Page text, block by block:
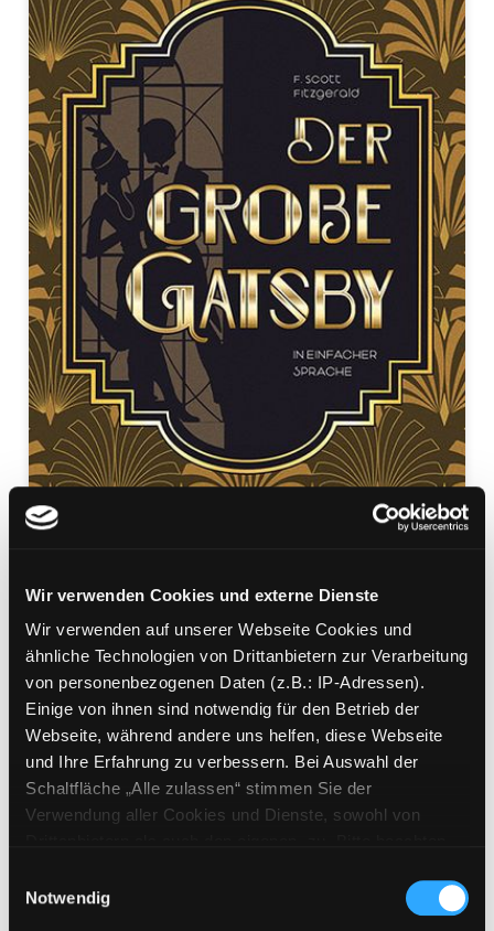
Wir verwenden Cookies und externe Dienste
Wir verwenden auf unserer Webseite Cookies und
ähnliche Technologien von Drittanbietern zur Verarbeitung
von personenbezogenen Daten (z.B.: IP-Adressen).
Einige von ihnen sind notwendig für den Betrieb der
Webseite, während andere uns helfen, diese Webseite
und Ihre Erfahrung zu verbessern. Bei Auswahl der
Schaltfläche „Alle zulassen“ stimmen Sie der
Verwendung aller Cookies und Dienste, sowohl von
Cookies von Drittanbietern, eine Verarbeitung in
unsicheren Drittländern (Länder außerhalb des EWR
Notwendig
Der große Gatsby
in einfacher Sprache
Mediengruppe:Belletristik
Verfasser:Suche nach diesem Verfasser
Fitzgerald, Francis Scott
Beschreibung ein-/ausblenden